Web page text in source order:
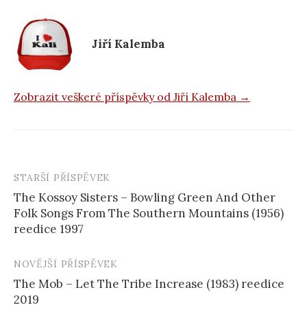
o
k Jiří Kalemba
Zobrazit veškeré příspěvky od Jiří Kalemba →
Navigace
příspěvku
STARŠÍ PŘÍSPĚVEK
The Kossoy Sisters – Bowling Green And Other
Folk Songs From The Southern Mountains (1956)
reedice 1997
NOVĚJŠÍ PŘÍSPĚVEK
The Mob – Let The Tribe Increase (1983) reedice
2019